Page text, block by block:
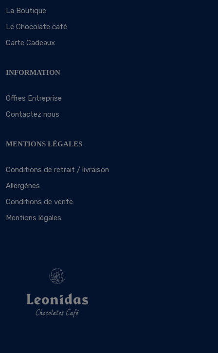
La Boutique
Le Chocolate café
Carte Cadeaux
INFORMATION
Offres Entreprise
Contactez nous
MENTIONS LÉGALES
Conditions de retrait / livraison
Allergènes
Conditions de vente
Mentions légales